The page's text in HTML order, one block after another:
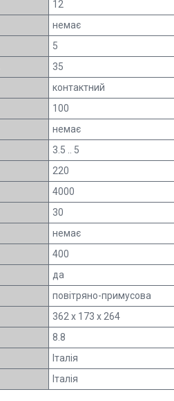
12
немає
5
35
контактний
100
немає
3.5 .. 5
220
4000
30
немає
400
да
повітряно-примусова
362 х 173 х 264
8.8
Італія
Італія